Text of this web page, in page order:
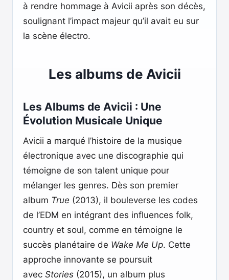
à rendre hommage à Avicii après son décès,
soulignant l’impact majeur qu’il avait eu sur
la scène électro.
Les albums de Avicii
Les Albums de Avicii : Une
Évolution Musicale Unique
Avicii a marqué l’histoire de la musique
électronique avec une discographie qui
témoigne de son talent unique pour
mélanger les genres. Dès son premier
album True (2013), il bouleverse les codes
de l’EDM en intégrant des influences folk,
country et soul, comme en témoigne le
succès planétaire de Wake Me Up. Cette
approche innovante se poursuit
avec Stories (2015), un album plus